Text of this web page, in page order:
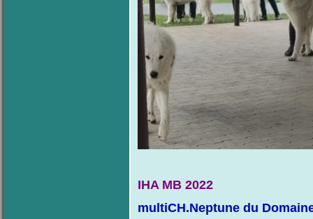
IHA MB 2022
multiCH.Neptune du